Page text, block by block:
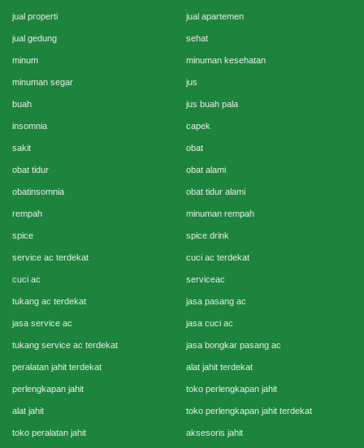
jual properti jual apartemen
jual gedung sehat
minum minuman kesehatan
minuman segar jus
buah jus buah pala
insomnia capek
sakit obat
obat tidur obat alami
obatinsomnia obat tidur alami
rempah minuman rempah
spice spice drink
service ac terdekat cuci ac terdekat
cuci ac serviceac
tukang ac terdekat jasa pasang ac
jasa service ac jasa cuci ac
tukang service ac terdekat jasa bongkar pasang ac
peralatan jahit terdekat alat jahit terdekat
perlengkapan jahit toko perlengkapan jahit
alat jahit toko perlengkapan jahit terdekat
toko peralatan jahit aksesoris jahit